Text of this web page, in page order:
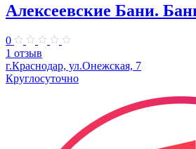
Алексеевские Бани.
0
1 отзыв
г.Краснодар, ул.Онежская, 7
Круглосуточно